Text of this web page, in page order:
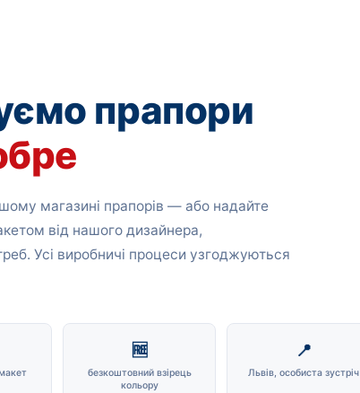
прапори
магазині прапорів — або надайте
від нашого дизайнера,
Усі виробничі процеси узгоджуються
🆓
безкоштовний взірець
кольору
📍
Львів, особиста зустріч